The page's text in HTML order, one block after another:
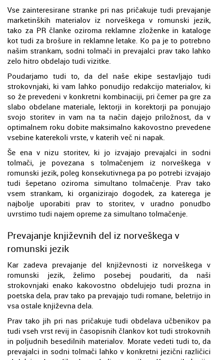
Vse zainteresirane stranke pri nas pričakuje tudi prevajanje
marketinških materialov iz norveškega v romunski jezik,
tako za PR članke oziroma reklamne zloženke in kataloge
kot tudi za brošure in reklamne letake. Ko pa je to potrebno
našim strankam, sodni tolmači in prevajalci prav tako lahko
zelo hitro obdelajo tudi vizitke.
Poudarjamo tudi to, da del naše ekipe sestavljajo tudi
strokovnjaki, ki vam lahko ponudijo redakcijo materialov, ki
so že prevedeni v konkretni kombinaciji, pri čemer pa gre za
slabo obdelane materiale, lektorji in korektorji pa ponujajo
svojo storitev in vam na ta način dajejo priložnost, da v
optimalnem roku dobite maksimalno kakovostno prevedene
vsebine katerekoli vrste, v katerih več ni napak.
Še ena v nizu storitev, ki jo izvajajo prevajalci in sodni
tolmači, je povezana s tolmačenjem iz norveškega v
romunski jezik, poleg konsekutivnega pa po potrebi izvajajo
tudi šepetano oziroma simultano tolmačenje. Prav tako
vsem strankam, ki organizirajo dogodek, za katerega je
najbolje uporabiti prav to storitev, v uradno ponudbo
uvrstimo tudi najem opreme za simultano tolmačenje.
Prevajanje književnih del iz norveškega v
romunski jezik
Kar zadeva prevajanje del književnosti iz norveškega v
romunski jezik, želimo posebej poudariti, da naši
strokovnjaki enako kakovostno obdelujejo tudi prozna in
poetska dela, prav tako pa prevajajo tudi romane, beletrijo in
vsa ostale književna dela.
Prav tako jih pri nas pričakuje tudi obdelava učbenikov pa
tudi vseh vrst revij in časopisnih člankov kot tudi strokovnih
in poljudnih besedilnih materialov. Morate vedeti tudi to, da
prevajalci in sodni tolmači lahko v konkretni jezični različici